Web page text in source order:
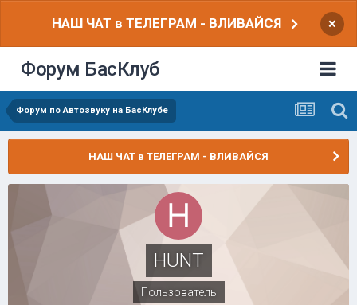
НАШ ЧАТ в ТЕЛЕГРАМ - ВЛИВАЙСЯ ×
Форум БасКлуб
Форум по Автозвуку на БасКлубе
НАШ ЧАТ в ТЕЛЕГРАМ - ВЛИВАЙСЯ
HUNT
Пользователь